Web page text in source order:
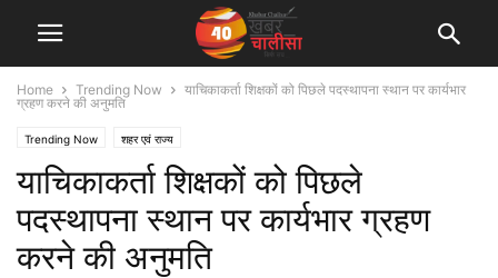
Home Trending Now
याचिकाकर्ता शिक्षकों को पिछले पदस्थापना स्थान पर कार्यभार
ग्रहण करने की अनुमति
Trending Now शहर एवं राज्य
याचिकाकर्ता शिक्षकों को पिछले
पदस्थापना स्थान पर कार्यभार ग्रहण
करने की अनुमति